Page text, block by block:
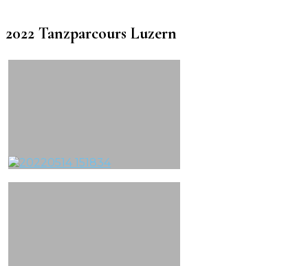
2022 Tanzparcours Luzern